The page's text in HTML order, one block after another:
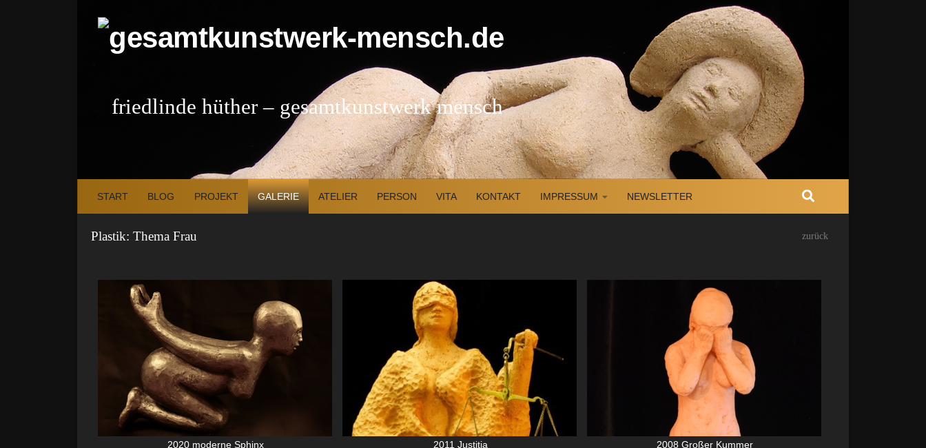
Zum Inhalt springen
friedlinde hüther – gesamtkunstwerk mensch
START BLOG PROJEKT GALERIE ATELIER PERSON VITA KONTAKT IMPRESSUM NEWSLETTER
Plastik: Thema Frau zurück
2020 moderne Sphinx
2011 Justitia
2008 Großer Kummer